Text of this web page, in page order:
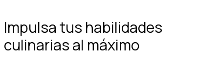
Impulsa tus habilidades
culinarias al máximo